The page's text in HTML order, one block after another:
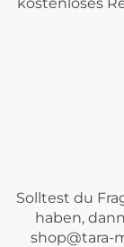
Solltest du
haben,
shop@tara-